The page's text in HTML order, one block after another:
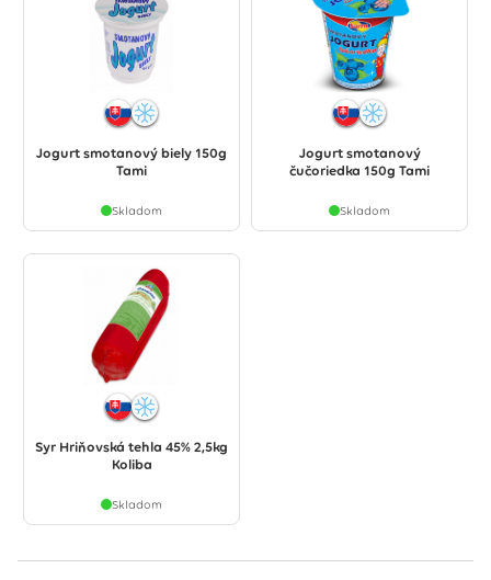
Jogurt smotanový biely 150g
Tami
Skladom
Jogurt smotanový
čučoriedka 150g Tami
Skladom
Syr Hriňovská tehla 45% 2,5kg
Koliba
Skladom